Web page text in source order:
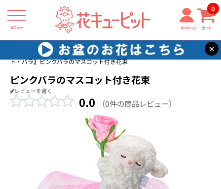
メニュー マイページ カート
0
×
花キューピット 誕生日フラワーギフト・バラ
【誕生日フラワーギフ
ト・バラ】ピンクバラのマスコット付き花束
ピンクバラのマスコット付き花束
レビューを書く
0.0 （0件の商品レビュー）